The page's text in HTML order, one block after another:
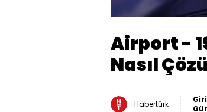
Sesi
Aç
Airport -
Nasıl
Habertürk